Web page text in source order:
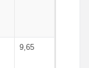
9,65